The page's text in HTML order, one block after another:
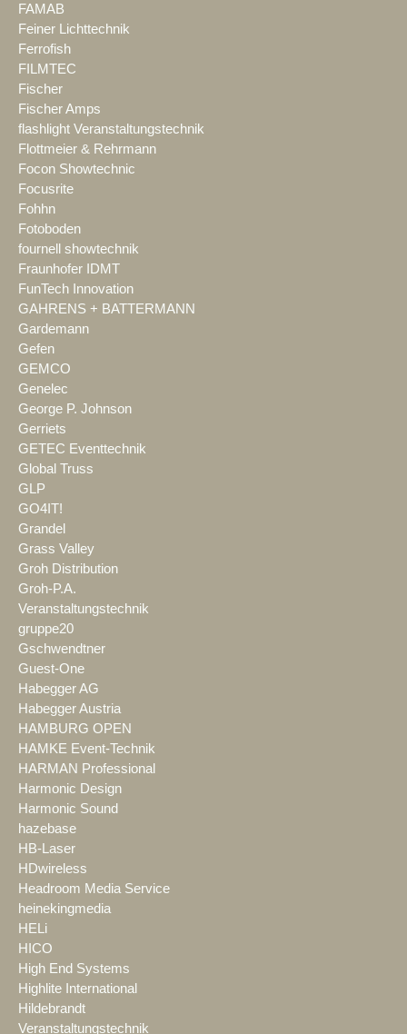
FAMAB
Feiner Lichttechnik
Ferrofish
FILMTEC
Fischer
Fischer Amps
flashlight Veranstaltungstechnik
Flottmeier & Rehrmann
Focon Showtechnic
Focusrite
Fohhn
Fotoboden
fournell showtechnik
Fraunhofer IDMT
FunTech Innovation
GAHRENS + BATTERMANN
Gardemann
Gefen
GEMCO
Genelec
George P. Johnson
Gerriets
GETEC Eventtechnik
Global Truss
GLP
GO4IT!
Grandel
Grass Valley
Groh Distribution
Groh-P.A.
Veranstaltungstechnik
gruppe20
Gschwendtner
Guest-One
Habegger AG
Habegger Austria
HAMBURG OPEN
HAMKE Event-Technik
HARMAN Professional
Harmonic Design
Harmonic Sound
hazebase
HB-Laser
HDwireless
Headroom Media Service
heinekingmedia
HELi
HICO
High End Systems
Highlite International
Hildebrandt
Veranstaltungstechnik